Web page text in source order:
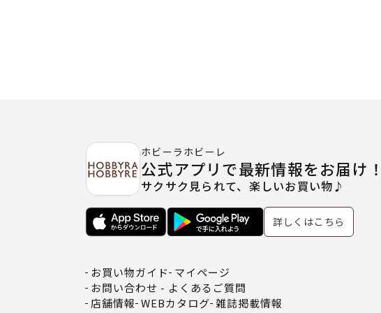
ホビーラホビーレ
公式アプリで最新情報をお届け！
サクサク見られて、楽しいお買い物♪
詳しくはこちら
お買い物ガイド マイページ
お問い合わせ - よくあるご質問
店舗情報 WEBカタログ 雑誌掲載情報